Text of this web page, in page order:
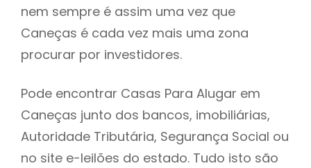
nem sempre é assim uma vez que
Caneças é cada vez mais uma zona
procurar por investidores.
Pode encontrar Casas Para Alugar em
Caneças junto dos bancos, imobiliárias,
Autoridade Tributária, Segurança Social ou
no site e-leilões do estado. Tudo isto são